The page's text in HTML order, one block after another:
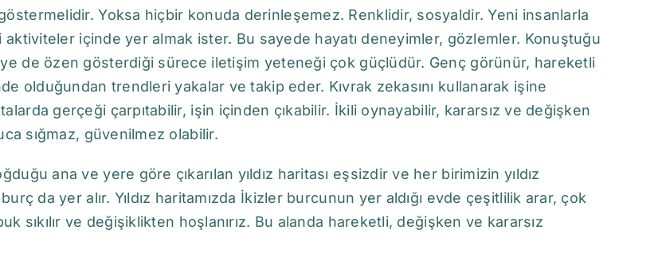
Yoksa hiçbir konuda derinleşemez. Renklidir, sosyaldir. Yeni insanlarla
aktiviteler içinde yer almak ister. Bu sayede hayatı deneyimler, gözlemler. Konuştuğu
de özen gösterdiği sürece iletişim yeteneği çok güçlüdür. Genç görünür, hareketli
olduğundan trendleri yakalar ve takip eder. Kıvrak zekasını kullanarak işine
gerçeği çarpıtabilir, işin içinden çıkabilir. İkili oynayabilir, kararsız ve değişken
sığmaz, güvenilmez olabilir.
ana ve yere göre çıkarılan yıldız haritası eşsizdir ve her birimizin yıldız
da yer alır. Yıldız haritamızda İkizler burcunun yer aldığı evde çeşitlilik arar, çok
sıkılır ve değişiklikten hoşlanırız. Bu alanda hareketli, değişken ve kararsız